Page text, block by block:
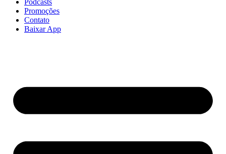
Podcasts
Promoções
Contato
Baixar App